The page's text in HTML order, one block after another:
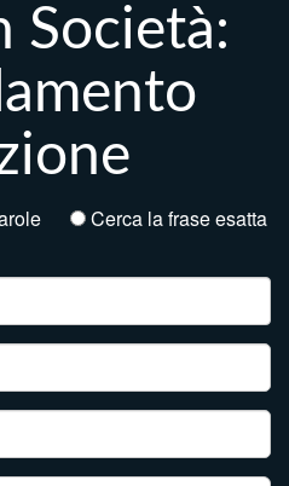
Società:
Cerca la frase esatta